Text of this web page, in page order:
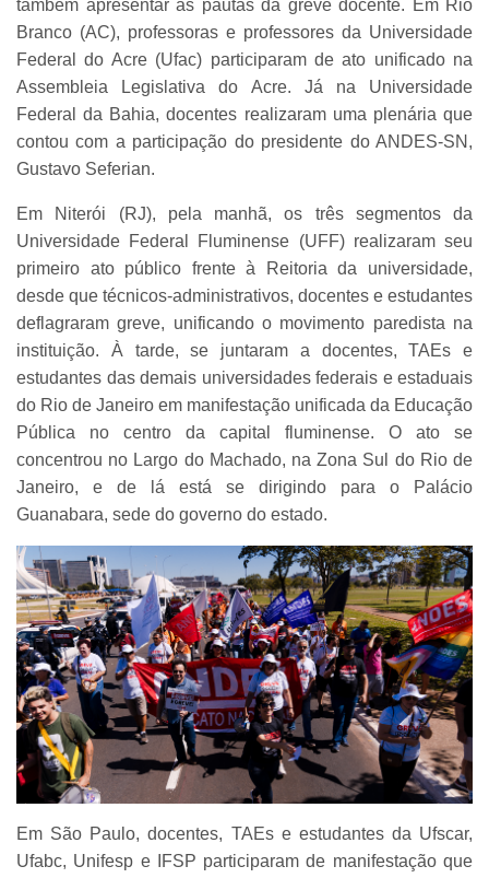
também apresentar as pautas da greve docente. Em Rio
Branco (AC), professoras e professores da Universidade
Federal do Acre (Ufac) participaram de ato unificado na
Assembleia Legislativa do Acre. Já na Universidade
Federal da Bahia, docentes realizaram uma plenária que
contou com a participação do presidente do ANDES-SN,
Gustavo Seferian.
Em Niterói (RJ), pela manhã, os três segmentos da
Universidade Federal Fluminense (UFF) realizaram seu
primeiro ato público frente à Reitoria da universidade,
desde que técnicos-administrativos, docentes e estudantes
deflagraram greve, unificando o movimento paredista na
instituição. À tarde, se juntaram a docentes, TAEs e
estudantes das demais universidades federais e estaduais
do Rio de Janeiro em manifestação unificada da Educação
Pública no centro da capital fluminense. O ato se
concentrou no Largo do Machado, na Zona Sul do Rio de
Janeiro, e de lá está se dirigindo para o Palácio
Guanabara, sede do governo do estado.
Em São Paulo, docentes, TAEs e estudantes da Ufscar,
Ufabc, Unifesp e IFSP participaram de manifestação que